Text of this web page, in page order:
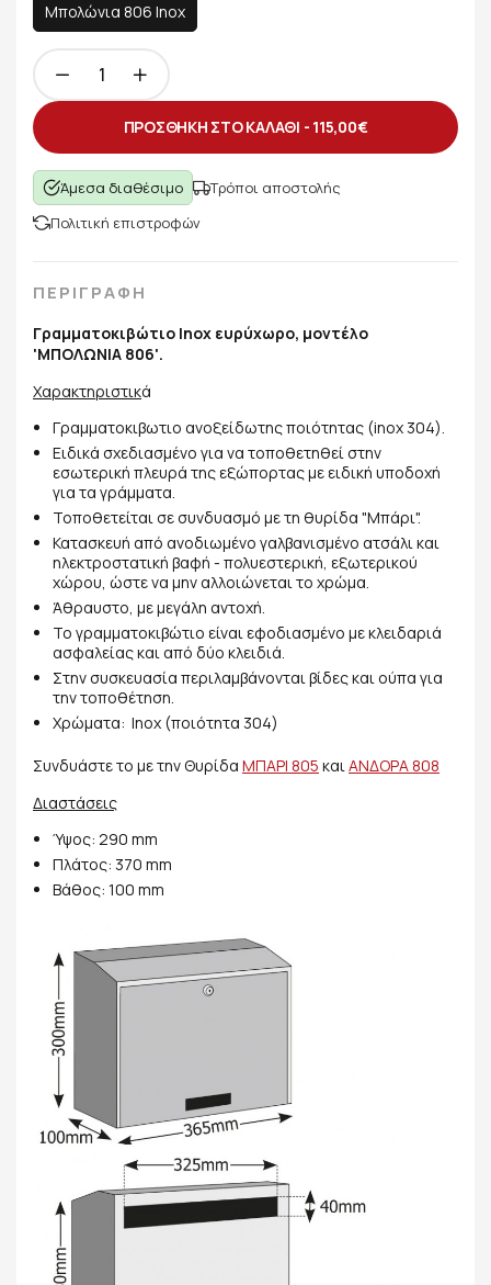
Μπολώνια 806 Inox
ΠΡΟΣΘΗΚΗ ΣΤΟ ΚΑΛΑΘΙ - 115,00€
Άμεσα διαθέσιμο
Τρόποι αποστολής
Πολιτική επιστροφών
ΠΕΡΙΓΡΑΦΗ
Γραμματοκιβώτιο Inox ευρύχωρο, μοντέλο
'ΜΠΟΛΩΝΙΑ 806'.
Χαρακτηριστικά
Γραμματοκιβωτιο ανοξείδωτης ποιότητας (inox 304).
Ειδικά σχεδιασμένο για να τοποθετηθεί στην
εσωτερική πλευρά της εξώπορτας με ειδική υποδοχή
για τα γράμματα.
Τοποθετείται σε συνδυασμό με τη θυρίδα "Μπάρι".
Κατασκευή από ανοδιωμένο γαλβανισμένο ατσάλι και
ηλεκτροστατική βαφή - πολυεστερική, εξωτερικού
χώρου, ώστε να μην αλλοιώνεται το χρώμα.
Άθραυστο, με μεγάλη αντοχή.
Το γραμματοκιβώτιο είναι εφοδιασμένο με κλειδαριά
ασφαλείας και από δύο κλειδιά.
Στην συσκευασία περιλαμβάνονται βίδες και ούπα για
την τοποθέτηση.
Χρώματα: Inox (ποιότητα 304)
Συνδυάστε το με την Θυρίδα ΜΠΑΡΙ 805 καιΑΝΔΟΡΑ 808
Διαστάσεις
Ύψος: 290 mm
Πλάτος: 370 mm
Βάθος: 100 mm